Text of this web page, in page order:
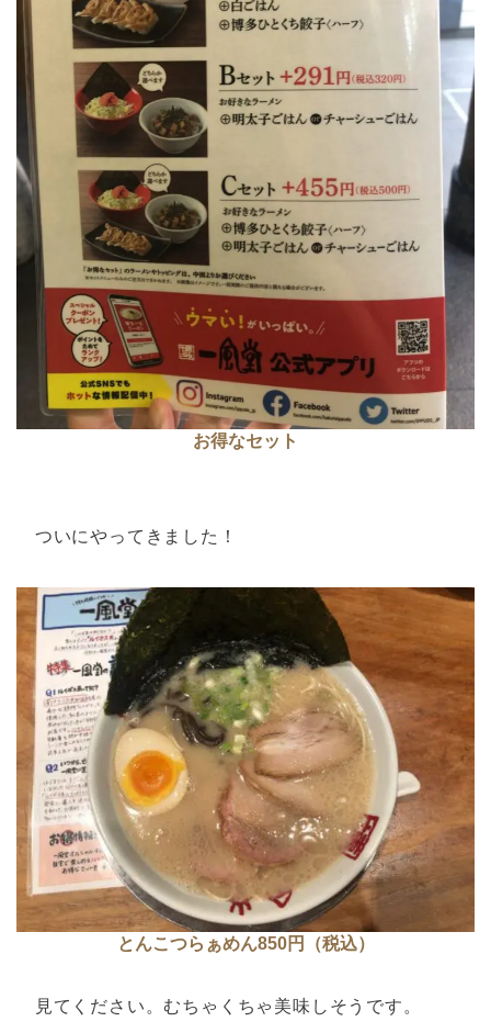
お得なセット
ついにやってきました！
とんこつらぁめん850円（税込）
見てください。むちゃくちゃ美味しそうです。